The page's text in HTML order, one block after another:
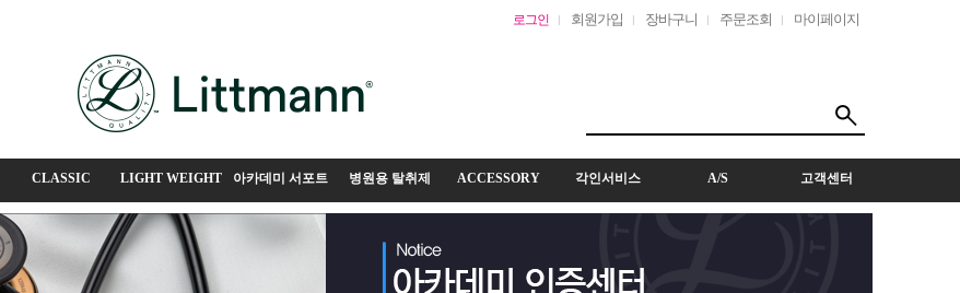
로그인 회원가입 장바구니 주문조회 마이페이지
CLASSIC LIGHT WEIGHT 아카데미 서포트 병원용 탈취제 ACCESSORY 각인서비스 A/S 고객센터